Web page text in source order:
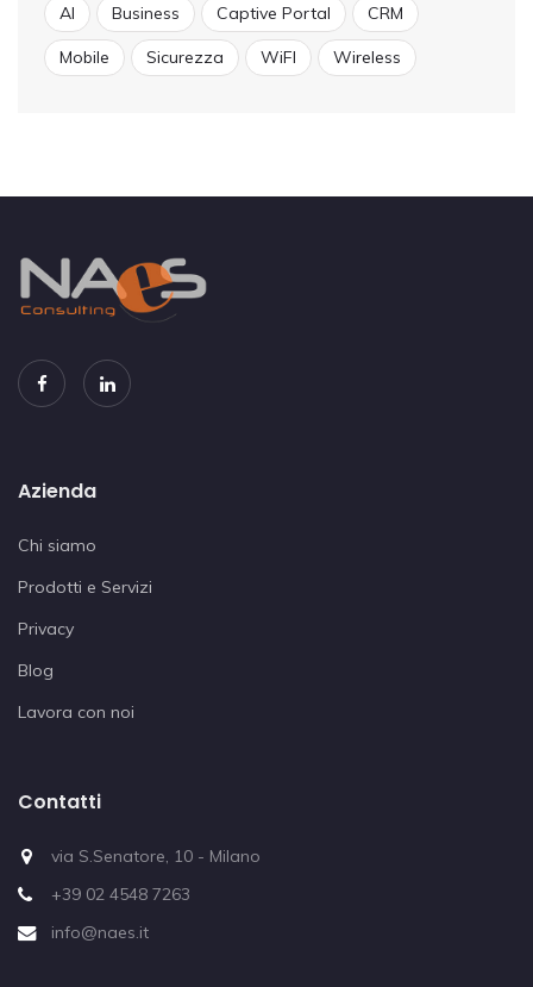
AI Business Captive Portal CRM
Mobile Sicurezza WiFI Wireless
Azienda
Chi siamo
Prodotti e Servizi
Privacy
Blog
Lavora con noi
Contatti
via S.Senatore, 10 - Milano
+39 02 4548 7263
info@naes.it